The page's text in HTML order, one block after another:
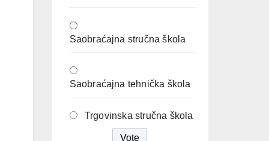
Saobraćajna stručna škola
Saobraćajna tehnička škola
Trgovinska stručna škola